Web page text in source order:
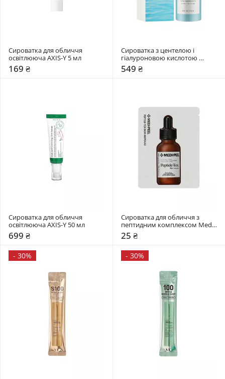
Сироватка для обличчя
освітлююча AXIS-Y 5 мл
169 ₴
Сироватка з центелою і
гіалуроновою кислотою
SKIN1004 30 мл
549 ₴
Сироватка для обличчя
освітлююча AXIS-Y 50 мл
699 ₴
Сироватка для обличчя з
пептидним комплексом Medi-
Peel 1.5 мл
25 ₴
- 30% - 30%